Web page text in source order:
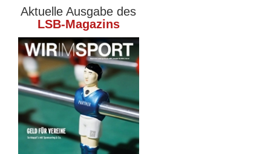
Aktuelle Ausgabe des
LSB-Magazins